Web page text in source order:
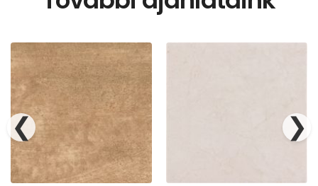
❮ ❯